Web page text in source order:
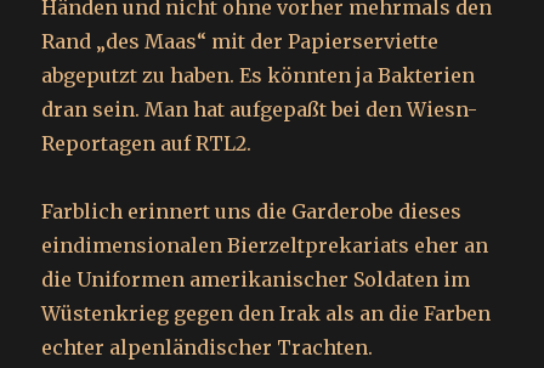
Händen und nicht ohne vorher mehrmals den
Rand „des Maas“ mit der Papierserviette
abgeputzt zu haben. Es könnten ja Bakterien
dran sein. Man hat aufgepaßt bei den Wiesn-
Reportagen auf RTL2.
Farblich erinnert uns die Garderobe dieses
eindimensionalen Bierzeltprekariats eher an
die Uniformen amerikanischer Soldaten im
Wüstenkrieg gegen den Irak als an die Farben
echter alpenländischer Trachten.